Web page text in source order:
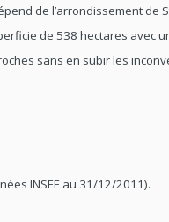
de l’arrondissement de
de 538 hectares avec
sans en subir les
INSEE au 31/12/2011).